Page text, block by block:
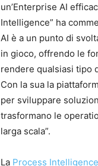
un’Enterprise AI
Intelligence” ha
AI è a un punto di
in gioco, offrendo le
rendere qualsiasi tipo
Con la sua la
per sviluppare
trasformano le
larga scala”.
La Process